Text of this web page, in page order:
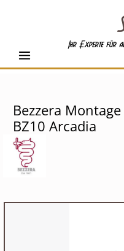
Ihr Experte für
Bezzera
BZ10 Arcadia